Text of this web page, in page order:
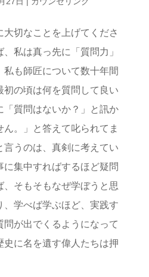
大切なことを上げてくださ
私は真っ先に「質問力」
私も師匠について数十年間
初の頃は何を質問して良い
「質問はないか？」と訊か
。」と答えて叱られてま
言うのは、真剣に考えてい
に集中すればするほど疑問
、そもそもなぜ学ぼうと思
、学べば学ぶほど、実践す
問が出でくるようになって
史に名を遺す偉人たちは押